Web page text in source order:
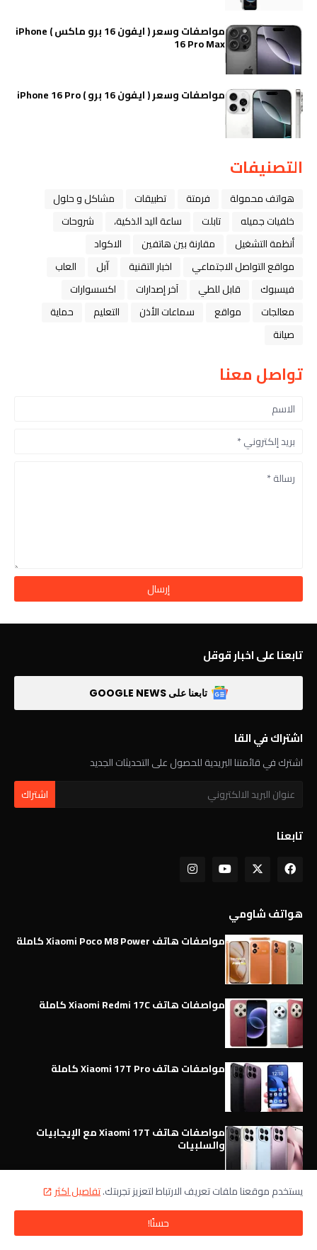
مواصفات وسعر ( ايفون 16 برو ماكس ) iPhone
16 Pro Max
مواصفات وسعر ( ايفون 16 برو ) iPhone 16 Pro
التصنيفات
هواتف محمولة فرمتة تطبيقات
مشاكل و حلول
خلفيات جميله
تابلت ﺳﺎﻋﺔ ﺍﻟﻴﺪ ﺍﻟﺬﻛﻴﺔ،
شروحات
أنظمة التشغيل
مقارنة بين هاتفين
الاكواد
مواقع التواصل الاجتماعي
اخبار التقنية ﺁﺑﻞ
العاب
فيسبوك
قابل للطي آخر إصدارات
اكسسوارات
معالجات
مواقع سماعات الأذن التعليم
حماية
صيانة
تواصل معنا
تابعنا على اخبار قوقل
تابعنا على GOOGLE NEWS
اشتراك في القا
اشترك في قائمتنا البريدية للحصول على التحديثات الجديد
تابعنا
هواتف شاومي
مواصفات هاتف Xiaomi Poco M8 Power كاملة
مواصفات هاتف Xiaomi Redmi 17C كاملة
مواصفات هاتف Xiaomi 17T Pro كاملة
مواصفات هاتف Xiaomi 17T مع الإيجابيات
والسلبيات
هواتف OPPO
مواصفات هاتف Oppo Reno 16 Pro 5G كاملة
يستخدم موقعنا ملفات تعريف الارتباط لتعزيز تجربتك.تفاصيل اكثر
حسنًا!